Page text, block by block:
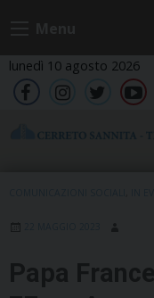
lunedì 10 agosto 2026
fb yt